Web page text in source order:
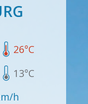
26°C
13°C
h